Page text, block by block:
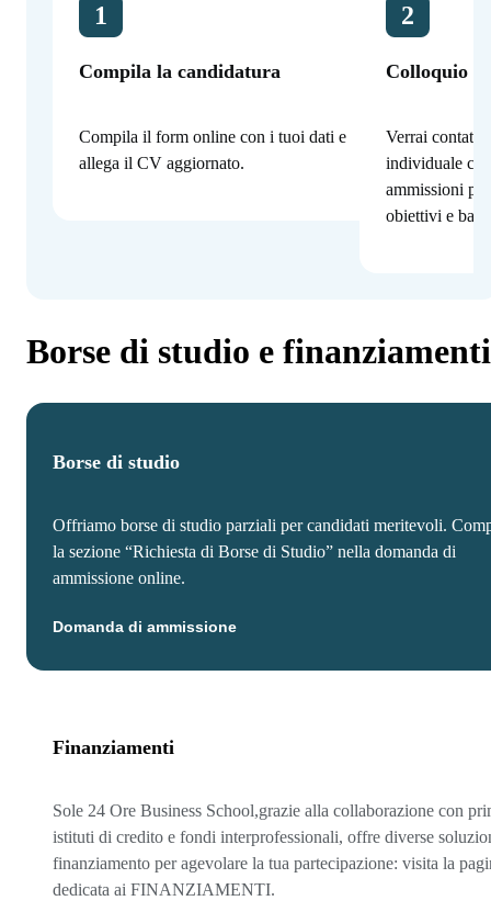
1
Compila la candidatura
Compila il form online con i tuoi dati e
allega il CV aggiornato.
2
Colloquio
Verrai
individuale
ammissioni
obiettivi e
Borse di studio e finanziamenti
Borse di studio
Offriamo borse di studio parziali per candidati meritevoli.
la sezione “Richiesta di Borse di Studio” nella domanda di
ammissione online.
Domanda di ammissione
Finanziamenti
Sole 24 Ore Business School,grazie alla collaborazione con
istituti di credito e fondi interprofessionali, offre diverse
finanziamento per agevolare la tua partecipazione: visita la
dedicata ai FINANZIAMENTI.